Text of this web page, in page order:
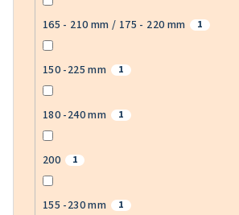
165 - 210 mm / 175 - 220 mm 1
150 -225 mm 1
180 -240 mm 1
200 1
155 -230 mm 1